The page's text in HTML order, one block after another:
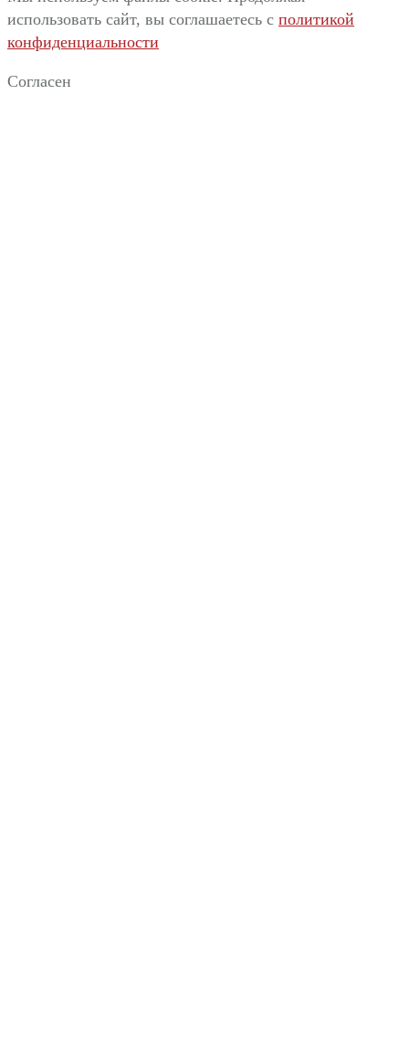
использовать сайт, вы соглашаетесь c политикой
конфиденциальности
Согласен